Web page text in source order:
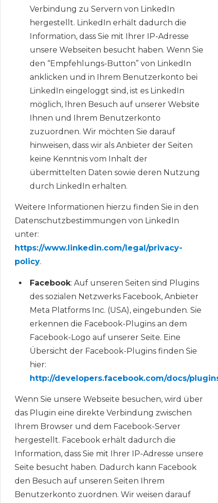
Verbindung zu Servern von LinkedIn
hergestellt. LinkedIn erhält dadurch die
Information, dass Sie mit Ihrer IP-Adresse
unsere Webseiten besucht haben. Wenn Sie
den “Empfehlungs-Button” von LinkedIn
anklicken und in Ihrem Benutzerkonto bei
LinkedIn eingeloggt sind, ist es LinkedIn
möglich, Ihren Besuch auf unserer Website
Ihnen und Ihrem Benutzerkonto
zuzuordnen. Wir möchten Sie darauf
hinweisen, dass wir als Anbieter der Seiten
keine Kenntnis vom Inhalt der
übermittelten Daten sowie deren Nutzung
durch LinkedIn erhalten.
Weitere Informationen hierzu finden Sie in den
Datenschutzbestimmungen von LinkedIn
unter:
https://www.linkedin.com/legal/privacy-
policy.
Facebook: Auf unseren Seiten sind Plugins
des sozialen Netzwerks Facebook, Anbieter
Meta Platforms Inc. (USA), eingebunden. Sie
erkennen die Facebook-Plugins an dem
Facebook-Logo auf unserer Seite. Eine
Übersicht der Facebook-Plugins finden Sie
hier:
http://developers.facebook.com/docs/
Wenn Sie unsere Webseite besuchen, wird über
das Plugin eine direkte Verbindung zwischen
Ihrem Browser und dem Facebook-Server
hergestellt. Facebook erhält dadurch die
Information, dass Sie mit Ihrer IP-Adresse unsere
Seite besucht haben. Dadurch kann Facebook
den Besuch auf unseren Seiten Ihrem
Benutzerkonto zuordnen. Wir weisen darauf